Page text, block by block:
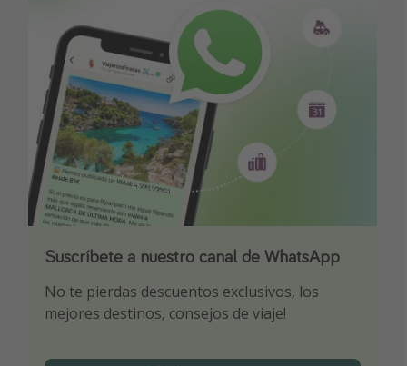
Suscríbete a nuestro canal de WhatsApp
No te pierdas descuentos exclusivos, los
mejores destinos, consejos de viaje!
Descarga nuestra app
Sé el primero en reservar nuestros chollazos
¡Suscríbete a nuestro canal de Telegram!
¡Recibe las mejores ofertas seleccionadas para
ti por nuestros expertos en viajes